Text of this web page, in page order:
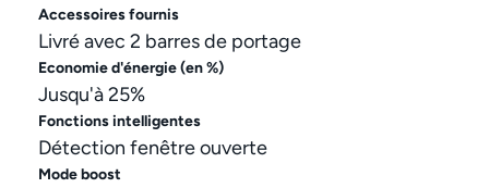
Accessoires fournis
Livré avec 2 barres de portage
Economie d'énergie (en %)
Jusqu'à 25%
Fonctions intelligentes
Détection fenêtre ouverte
Mode boost